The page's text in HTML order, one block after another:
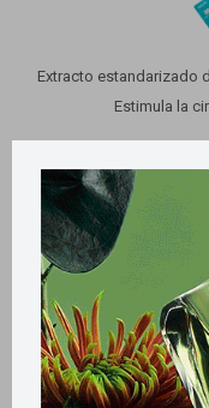
Extracto estandarizado
Estimula la